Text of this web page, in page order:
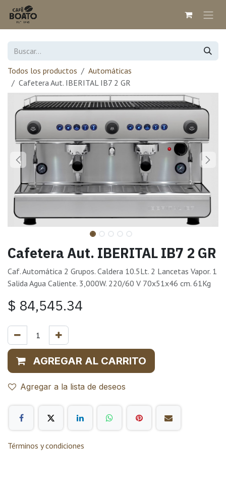
Ir al contenido
Todos los productos
Automáticas
Cafetera Aut. IBERITAL IB7 2 GR
Cafetera Aut. IBERITAL IB7 2 GR
Caf. Automática 2 Grupos. Caldera 10.5Lt. 2 Lancetas Vapor. 1
Salida Agua Caliente. 3,000W. 220/60 V 70x51x46 cm. 61Kg
$ 84,545.34
AGREGAR AL CARRITO
Agregar a la lista de deseos
Términos y condiciones